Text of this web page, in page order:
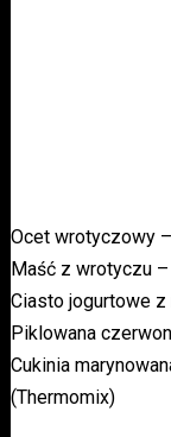
Ocet wrotyczowy
Maść z wrotyczu
Ciasto jogurtowe
Piklowana
Cukinia
(Thermomix)